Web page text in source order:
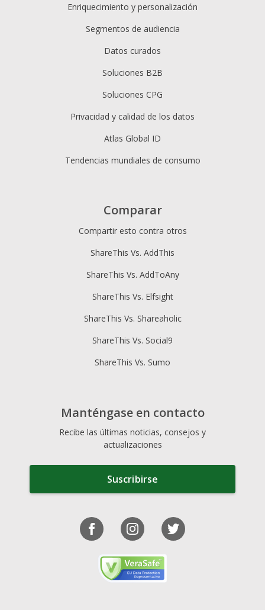
Enriquecimiento y personalización
Segmentos de audiencia
Datos curados
Soluciones B2B
Soluciones CPG
Privacidad y calidad de los datos
Atlas Global ID
Tendencias mundiales de consumo
Comparar
Compartir esto contra otros
ShareThis Vs. AddThis
ShareThis Vs. AddToAny
ShareThis Vs. Elfsight
ShareThis Vs. Shareaholic
ShareThis Vs. Social9
ShareThis Vs. Sumo
Manténgase en contacto
Recibe las últimas noticias, consejos y
actualizaciones
Suscribirse